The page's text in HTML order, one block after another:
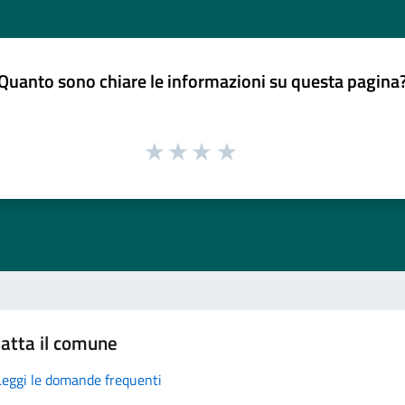
sono chiare le informazioni su questa
il comune
le domande frequenti